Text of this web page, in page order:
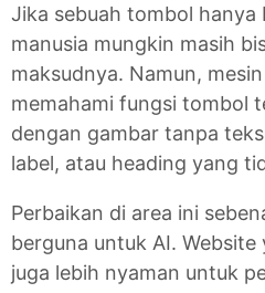
Jika sebuah tombol hanya
manusia mungkin masih
maksudnya. Namun,
memahami fungsi tombol
dengan gambar tanpa
label, atau heading yang
Perbaikan di area ini
berguna untuk AI. Website
juga lebih nyaman untuk